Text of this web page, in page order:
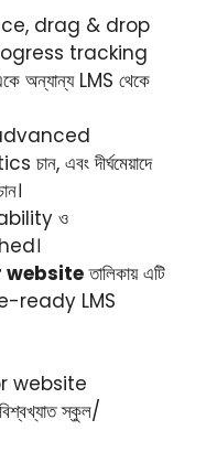
drag & drop
tracking
LMS থেকে
advanced
এবং দীর্ঘমেয়াদে
ও
websiteতালিকায় এটি
ready LMS
স্কুল/